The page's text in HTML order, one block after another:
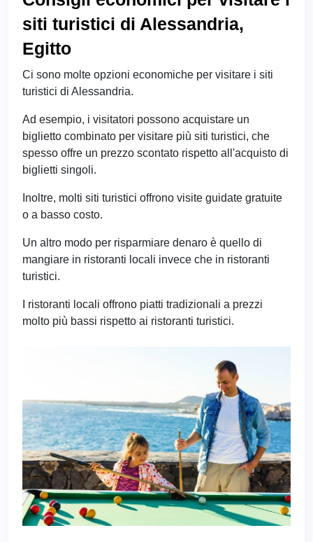
siti turistici di Alessandria,
Egitto
Ci sono molte opzioni economiche per visitare i siti
turistici di Alessandria.
Ad esempio, i visitatori possono acquistare un
biglietto combinato per visitare più siti turistici, che
spesso offre un prezzo scontato rispetto all'acquisto di
biglietti singoli.
Inoltre, molti siti turistici offrono visite guidate gratuite
o a basso costo.
Un altro modo per risparmiare denaro è quello di
mangiare in ristoranti locali invece che in ristoranti
turistici.
I ristoranti locali offrono piatti tradizionali a prezzi
molto più bassi rispetto ai ristoranti turistici.